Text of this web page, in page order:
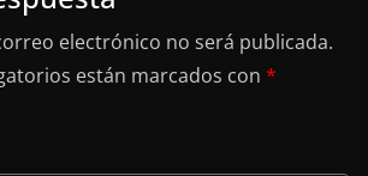
electrónico no será publicada.
están marcados con *